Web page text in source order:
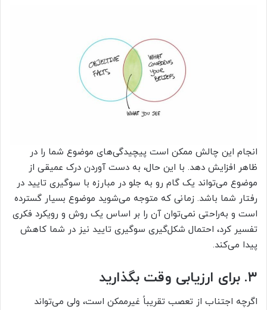
انجام این چالش ممکن است پیچیدگی‌های موضوع شما را در
ظاهر افزایش دهد. با این حال، به دست آوردن درک عمیقی از
موضوع می‌تواند یک گام رو به جلو در مبارزه با سوگیری تایید در
رفتار شما باشد. زمانی که متوجه می‌شوید موضوع بسیار گسترده
است و به‌راحتی نمی‌توان آن را بر اساس یک روش و رویکرد فکری
تفسیر کرد، احتمال شکل‌گیری سوگیری تایید نیز در شما کاهش
پیدا می‌کند.
۳. برای ارزیابی وقت بگذارید
اگرچه اجتناب از تعصب تقریباً غیرممکن است، ولی می‌تواند